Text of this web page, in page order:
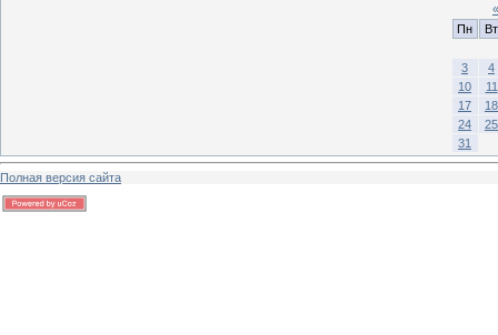
«
Пн
Вт
3
4
10
11
17
18
24
25
31
Полная версия сайта